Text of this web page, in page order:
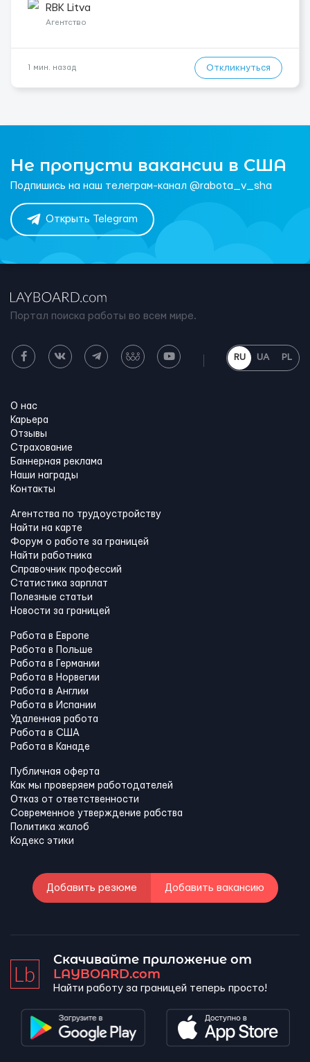
с 06:00 (иногда с 07:00...
RBK Litva
Агентство
1 мин. назад Откликнуться
Не пропусти вакансии в США
Подпишись на наш телеграм-канал @rabota_v_sha
Открыть Telegram
Портал поиска работы во всем мире.
RU UA PL
О нас
Карьера
Отзывы
Страхование
Баннерная реклама
Наши награды
Контакты
Агентства по трудоустройству
Найти на карте
Форум о работе за границей
Найти работника
Справочник профессий
Статистика зарплат
Полезные статьи
Новости за границей
Работа в Европе
Работа в Польше
Работа в Германии
Работа в Норвегии
Работа в Англии
Работа в Испании
Удаленная работа
Работа в США
Работа в Канадe
Публичная оферта
Как мы проверяем работодателей
Отказ от ответственности
Современное утверждение рабства
Политика жалоб
Кодекс этики
Добавить резюме Добавить вакансию
Скачивайте приложение от
LAYBOARD.com
Найти работу за границей теперь просто!